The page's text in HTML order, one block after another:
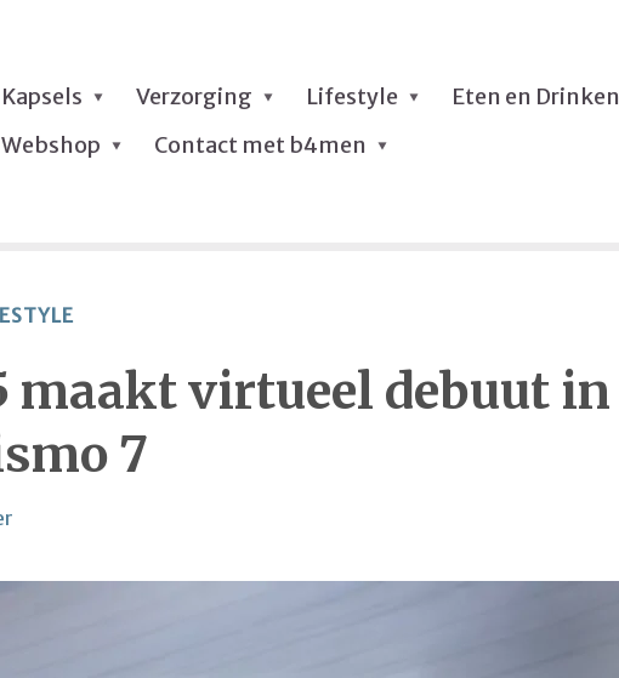
Kapsels Verzorging Lifestyle Eten en Drinken
Webshop
Contact met b4men
maakt virtueel debuut in
7